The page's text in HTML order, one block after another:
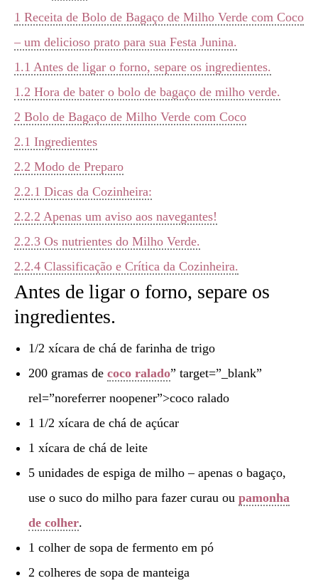
1 Receita de Bolo de Bagaço de Milho Verde com Coco
– um delicioso prato para sua Festa Junina.
1.1 Antes de ligar o forno, separe os ingredientes.
1.2 Hora de bater o bolo de bagaço de milho verde.
2 Bolo de Bagaço de Milho Verde com Coco
2.1 Ingredientes
2.2 Modo de Preparo
2.2.1 Dicas da Cozinheira:
2.2.2 Apenas um aviso aos navegantes!
2.2.3 Os nutrientes do Milho Verde.
2.2.4 Classificação e Crítica da Cozinheira.
Antes de ligar o forno, separe os
ingredientes.
1/2 xícara de chá de farinha de trigo
200 gramas de coco ralado” target=”_blank”
rel=”noreferrer noopener”>coco ralado
1 1/2 xícara de chá de açúcar
1 xícara de chá de leite
5 unidades de espiga de milho – apenas o bagaço,
use o suco do milho para fazer curau ou pamonha
de colher.
1 colher de sopa de fermento em pó
2 colheres de sopa de manteiga